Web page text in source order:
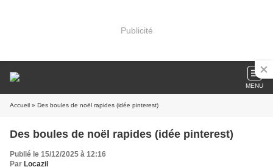
Publicité
MENU
Accueil » Des boules de noël rapides (idée pinterest)
Des boules de noël rapides (idée pinterest)
Publié le 15/12/2025 à 12:16
Par Locazil